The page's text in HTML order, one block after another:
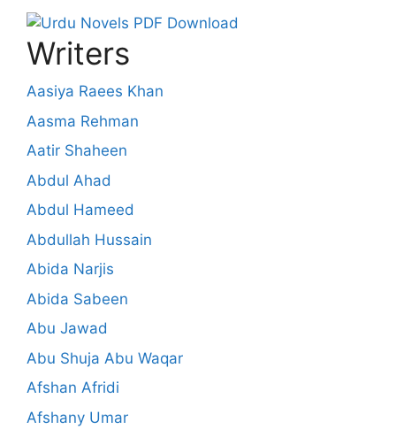
Writers
Aasiya Raees Khan
Aasma Rehman
Aatir Shaheen
Abdul Ahad
Abdul Hameed
Abdullah Hussain
Abida Narjis
Abida Sabeen
Abu Jawad
Abu Shuja Abu Waqar
Afshan Afridi
Afshany Umar